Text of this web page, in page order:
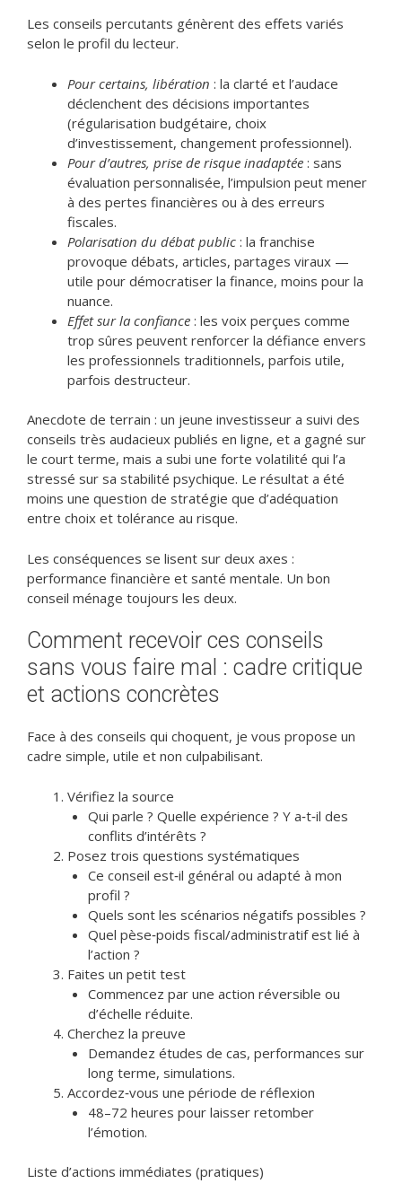
Les conseils percutants génèrent des effets variés
selon le profil du lecteur.
Pour certains, libération : la clarté et l’audace
déclenchent des décisions importantes
(régularisation budgétaire, choix
d’investissement, changement professionnel).
Pour d’autres, prise de risque inadaptée : sans
évaluation personnalisée, l’impulsion peut mener
à des pertes financières ou à des erreurs
fiscales.
Polarisation du débat public : la franchise
provoque débats, articles, partages viraux —
utile pour démocratiser la finance, moins pour la
nuance.
Effet sur la confiance : les voix perçues comme
trop sûres peuvent renforcer la défiance envers
les professionnels traditionnels, parfois utile,
parfois destructeur.
Anecdote de terrain : un jeune investisseur a suivi des
conseils très audacieux publiés en ligne, et a gagné sur
le court terme, mais a subi une forte volatilité qui l’a
stressé sur sa stabilité psychique. Le résultat a été
moins une question de stratégie que d’adéquation
entre choix et tolérance au risque.
Les conséquences se lisent sur deux axes :
performance financière et santé mentale. Un bon
conseil ménage toujours les deux.
Comment recevoir ces conseils
sans vous faire mal : cadre critique
et actions concrètes
Face à des conseils qui choquent, je vous propose un
cadre simple, utile et non culpabilisant.
Vérifiez la source
Qui parle ? Quelle expérience ? Y a‑t‑il des
conflits d’intérêts ?
Posez trois questions systématiques
Ce conseil est‑il général ou adapté à mon
profil ?
Quels sont les scénarios négatifs possibles ?
Quel pèse‑poids fiscal/administratif est lié à
l’action ?
Faites un petit test
Commencez par une action réversible ou
d’échelle réduite.
Cherchez la preuve
Demandez études de cas, performances sur
long terme, simulations.
Accordez‑vous une période de réflexion
48–72 heures pour laisser retomber
l’émotion.
Liste d’actions immédiates (pratiques)